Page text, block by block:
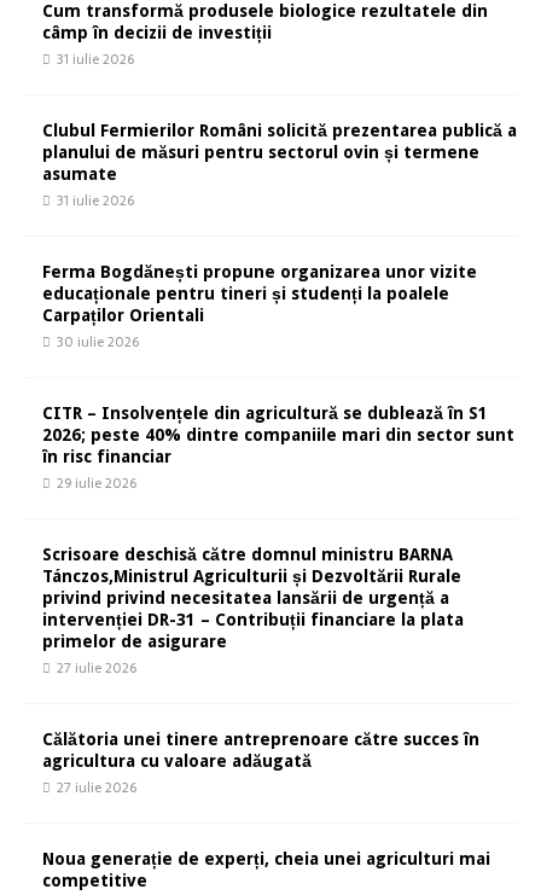
Cum transformă produsele biologice rezultatele din
câmp în decizii de investiții
31 iulie 2026
Clubul Fermierilor Români solicită prezentarea publică a
planului de măsuri pentru sectorul ovin și termene
asumate
31 iulie 2026
Ferma Bogdănești propune organizarea unor vizite
educaționale pentru tineri și studenți la poalele
Carpaților Orientali
30 iulie 2026
CITR – Insolvențele din agricultură se dublează în S1
2026; peste 40% dintre companiile mari din sector sunt
în risc financiar
29 iulie 2026
Scrisoare deschisă către domnul ministru BARNA
Tánczos,Ministrul Agriculturii și Dezvoltării Rurale
privind privind necesitatea lansării de urgență a
intervenției DR-31 – Contribuții financiare la plata
primelor de asigurare
27 iulie 2026
Călătoria unei tinere antreprenoare către succes în
agricultura cu valoare adăugată
27 iulie 2026
Noua generație de experți, cheia unei agriculturi mai
competitive